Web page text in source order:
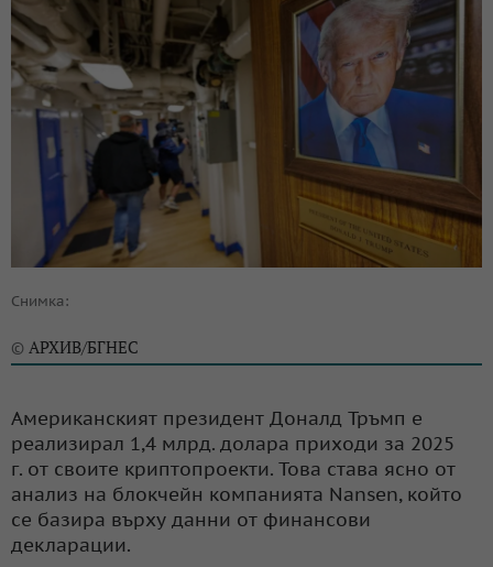
Снимка:
© АРХИВ/БГНЕС
Американският президент Доналд Тръмп е
реализирал 1,4 млрд. долара приходи за 2025
г. от своите криптопроекти. Това става ясно от
анализ на блокчейн компанията Nansen, който
се базира върху данни от финансови
декларации.